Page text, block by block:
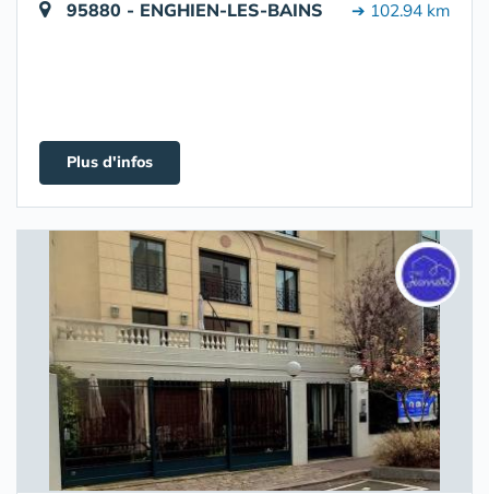
95880 - ENGHIEN-LES-BAINS ➔ 102.94 km
Plus d'infos